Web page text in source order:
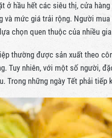
ở hầu hết các siêu thị, cửa
và mức giá trải rộng. Người
chọn quen thuộc của nhiều
thường được sản xuất theo
Tuy nhiên, với một số người,
Trong những ngày Tết phải